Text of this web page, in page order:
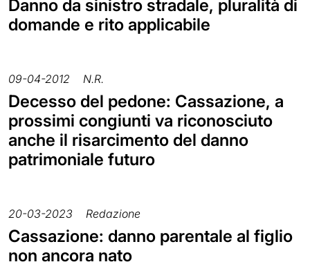
Danno da sinistro stradale, pluralità di
domande e rito applicabile
09-04-2012 N.R.
Decesso del pedone: Cassazione, a
prossimi congiunti va riconosciuto
anche il risarcimento del danno
patrimoniale futuro
20-03-2023 Redazione
Cassazione: danno parentale al figlio
non ancora nato